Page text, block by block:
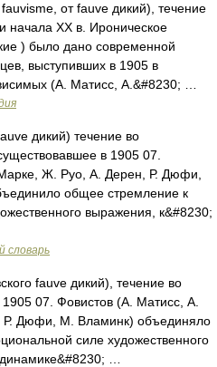
от fauve дикий), течение
начала XX в. Ироническое
) было дано современной
выступивших в 1905 в
(А. Матисс, А.&#8230; …
дикий) течение во
в 1905 07.
Ж. Руо, А. Дерен, Р. Дюфи,
общее стремление к
выражения, к&#8230;
словарь
fauve дикий), течение во
07. Фовистов (А. Матисс, А.
Дюфи, М. Вламинк) объединяло
силе художественного
…